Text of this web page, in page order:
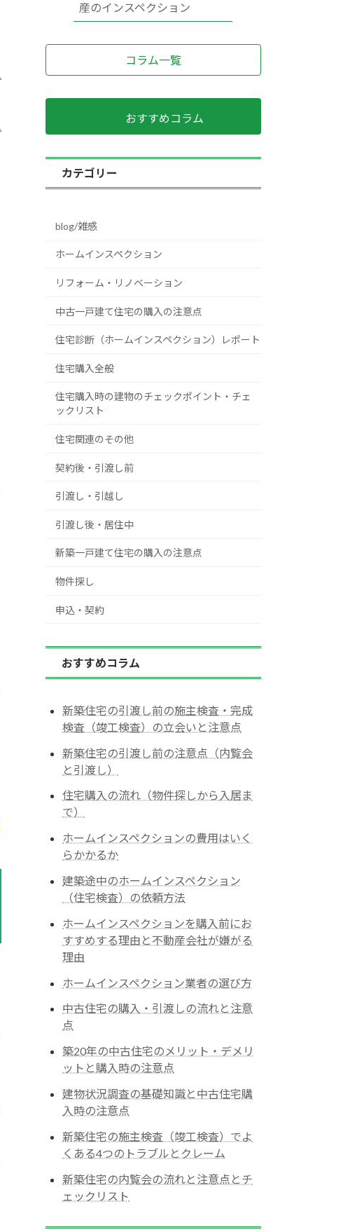
産のインスペクション
コラム一覧
おすすめコラム
カテゴリー
blog/雑感
ホームインスペクション
リフォーム・リノベーション
中古一戸建て住宅の購入の注意点
住宅診断（ホームインスペクション）レポート
住宅購入全般
住宅購入時の建物のチェックポイント・チェ
ックリスト
住宅関連のその他
契約後・引渡し前
引渡し・引越し
引渡し後・居住中
新築一戸建て住宅の購入の注意点
物件探し
申込・契約
おすすめコラム
新築住宅の引渡し前の施主検査・完成
検査（竣工検査）の立会いと注意点
新築住宅の引渡し前の注意点（内覧会
と引渡し）
住宅購入の流れ（物件探しから入居ま
で）
ホームインスペクションの費用はいく
らかかるか
建築途中のホームインスペクション
（住宅検査）の依頼方法
ホームインスペクションを購入前にお
すすめする理由と不動産会社が嫌がる
理由
ホームインスペクション業者の選び方
中古住宅の購入・引渡しの流れと注意
点
築20年の中古住宅のメリット・デメリ
ットと購入時の注意点
建物状況調査の基礎知識と中古住宅購
入時の注意点
新築住宅の施主検査（竣工検査）でよ
くある4つのトラブルとクレーム
新築住宅の内覧会の流れと注意点とチ
ェックリスト